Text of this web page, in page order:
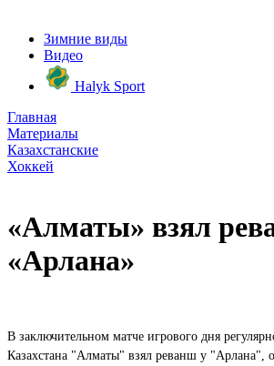
Зимние виды
Видео
Halyk Sport
Главная
Материалы
Казахстанские
Хоккей
«Алматы» взял
«Арлана»
В заключительном матче игрового дня
Казахстана "Алматы" взял реванш у "Арлана",